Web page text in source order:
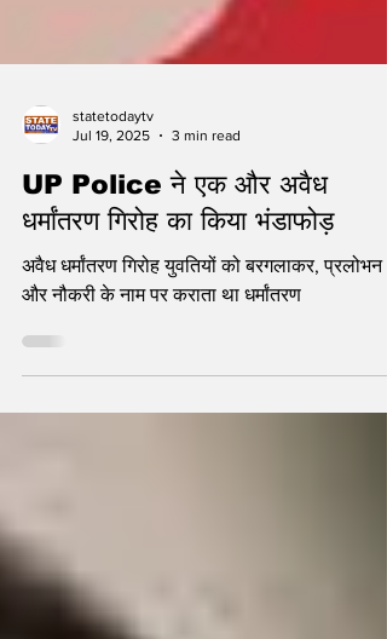
statetodaytv
Jul 19, 2025
3 min read
UP Police ने एक और अवैध
धर्मांतरण गिरोह का किया भंडाफोड़
अवैध धर्मांतरण गिरोह युवतियों को बरगलाकर, प्रलोभन
और नौकरी के नाम पर कराता था धर्मांतरण